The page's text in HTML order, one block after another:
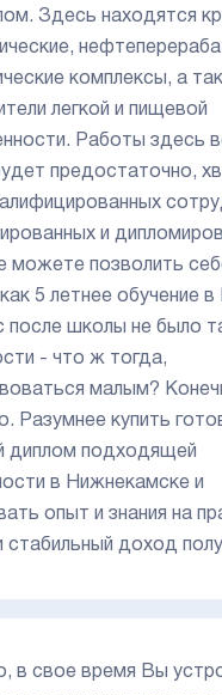
Здесь находятся
комплексы, а
легкой и пищевой
Работы здесь
предостаточно,
и
можете позволить
5 летнее обучение в
после школы не было
- что ж тогда,
малым?
Разумнее купить
диплом подходящей
в Нижнекамске и
опыт и знания на
стабильный доход
в свое время Вы